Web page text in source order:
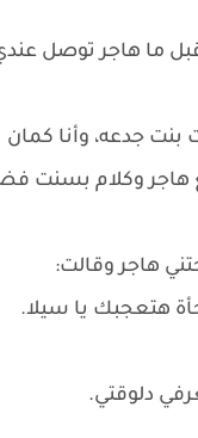
ما هاجر توصل
جدعه، وأنا كمان
وكلام بسنت
هاجر وقالت:
هتعجبك يا سيلا.
دلوقتي.